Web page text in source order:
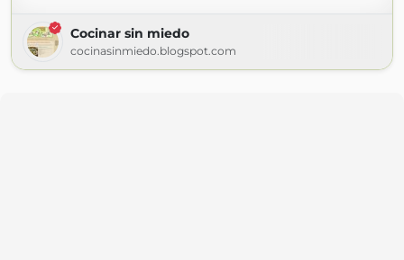
Cocinar sin miedo
cocinasinmiedo.blogspot.com